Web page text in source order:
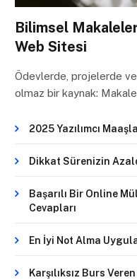
Bilimsel
Web Sitesi
Ödevlerde, projelerde
olmaz bir kaynak:
2025 Yazılımcı
Dikkat Sürenizin
Başarılı Bir Online
Cevapları
En İyi Not Alma
Karşılıksız Burs